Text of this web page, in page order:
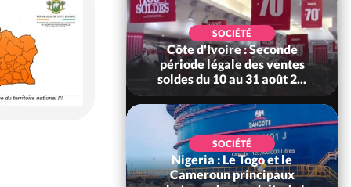
SOCIÉTÉ
Côte d'Ivoire : Seconde
période légale des ventes
soldes du 10 au 31 août 2...
Nigeria : Le Togo et le
Cameroun principaux
Côte
de l'Etat :
Côte